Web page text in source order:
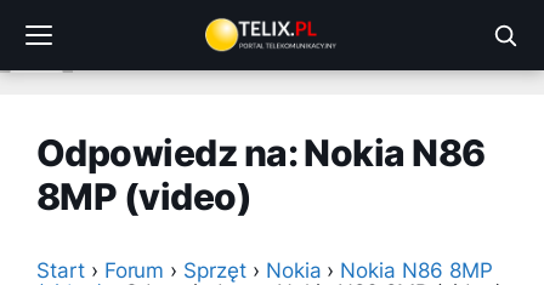
treści
Odpowiedz na: Nokia N86
8MP (video)
Start › Forum › Sprzęt › Nokia › Nokia N86 8MP